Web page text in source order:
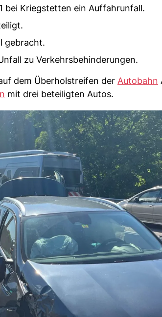
bei Kriegstetten ein Auffahrunfall.
gebracht.
zu Verkehrsbehinderungen.
dem Überholstreifen der Autobahn
mit drei beteiligten Autos.